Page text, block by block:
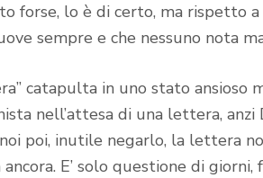
forse, lo è di certo, ma rispetto
sempre e che nessuno nota
catapulta in uno stato ansioso
nell’attesa di una lettera,
poi, inutile negarlo, la lettera
ancora. E’ solo questione di